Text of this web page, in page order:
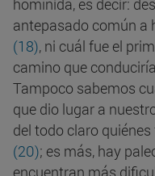
homínida, es decir:
antepasado común a
(18), ni cuál fue el
camino que
Tampoco sabemos
que dio lugar a
del todo claro
(20); es más, hay
encuentran más